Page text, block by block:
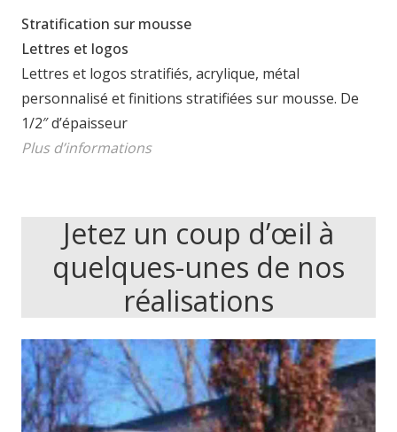
Stratification sur mousse
Lettres et logos
Lettres et logos stratifiés, acrylique, métal
personnalisé et finitions stratifiées sur mousse. De
1/2″ d’épaisseur
Plus d’informations
Jetez un coup d’œil à
quelques-unes de nos
réalisations